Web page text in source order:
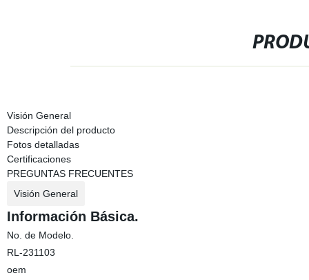
Visión General
Descripción del producto
Fotos detalladas
Certificaciones
PREGUNTAS FRECUENTES
Visión General
Información Básica.
No. de Modelo.
RL-231103
oem